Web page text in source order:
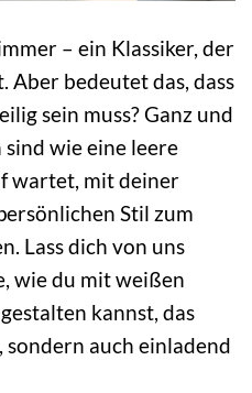
– ein Klassiker, der
Aber bedeutet das, dass
sein muss? Ganz und
wie eine leere
wartet, mit deiner
Stil zum
Lass dich von uns
wie du mit weißen
kannst, das
auch einladend